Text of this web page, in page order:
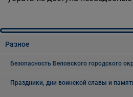
Разное
Безопасность Беловского городского
Праздники, дни воинской славы и